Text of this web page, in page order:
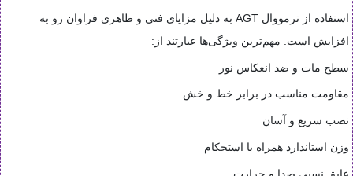
استفاده از ترمووال AGT به دلیل مزایای فنی و ظاهری فراوان رو به
افزایش است. مهم‌ترین ویژگی‌ها عبارتند از:
سطح مات و ضد انعکاس نور
مقاومت مناسب در برابر خط و خش
نصب سریع و آسان
وزن استاندارد همراه با استحکام
عایق نسبی صدا و حرارت